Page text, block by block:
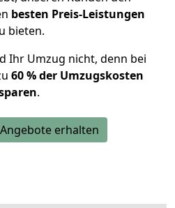
besten Preis-Leistungen
bieten.
Ihr Umzug nicht, denn bei
60 % der Umzugskosten
.
erhalten